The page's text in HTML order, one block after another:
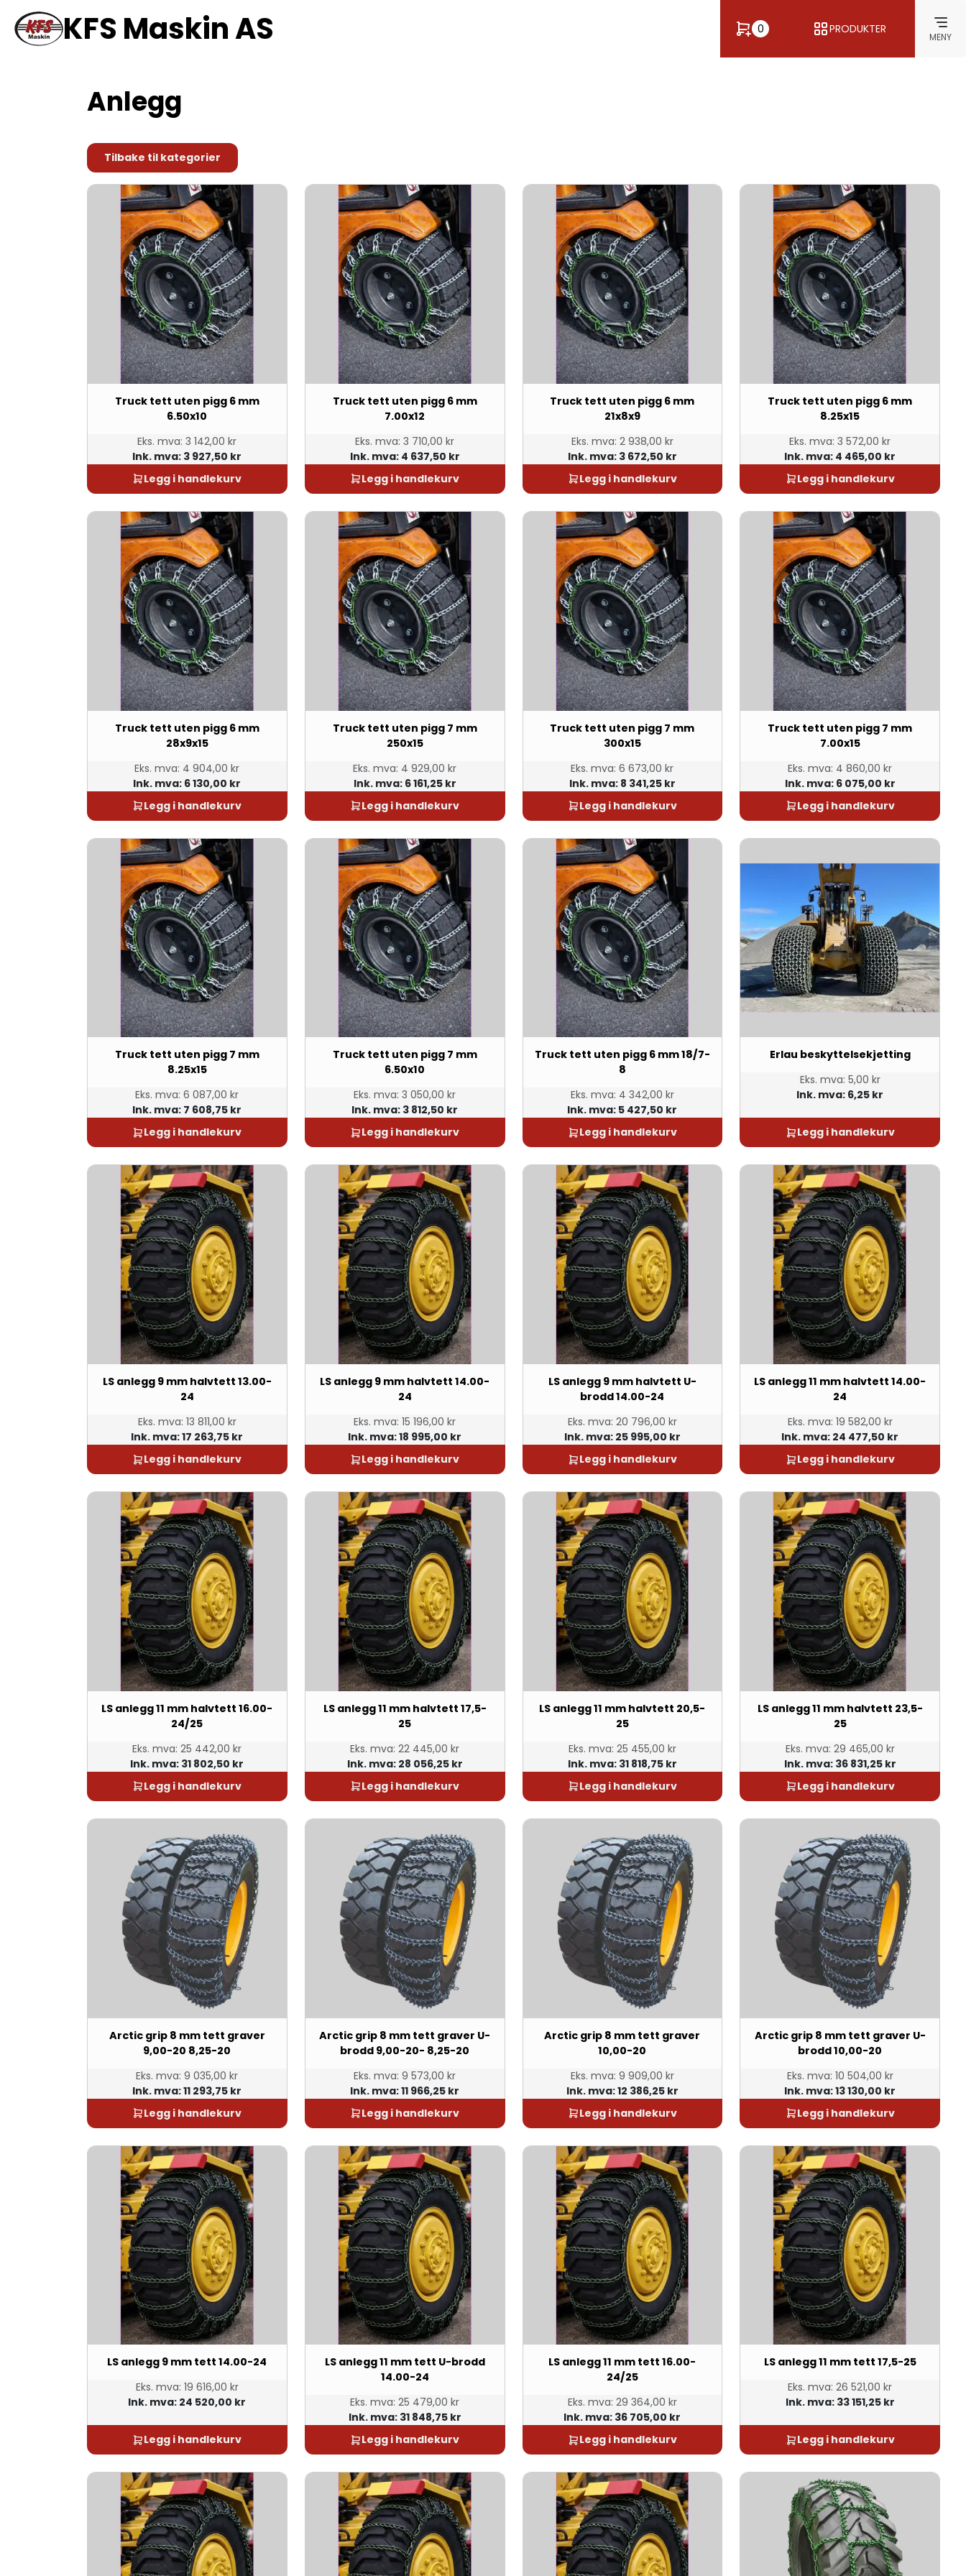
KFS Maskin AS 0 PRODUKTER
MENY
Anlegg
Tilbake til kategorier
Truck tett uten pigg 6 mm
6.50x10
Eks. mva: 3 142,00 kr
Ink. mva: 3 927,50 kr
Legg i handlekurv
Truck tett uten pigg 6 mm
7.00x12
Eks. mva: 3 710,00 kr
Ink. mva: 4 637,50 kr
Legg i handlekurv
Truck tett uten pigg 6 mm
21x8x9
Eks. mva: 2 938,00 kr
Ink. mva: 3 672,50 kr
Legg i handlekurv
Truck tett uten pigg 6 mm
8.25x15
Eks. mva: 3 572,00 kr
Ink. mva: 4 465,00 kr
Legg i handlekurv
Truck tett uten pigg 6 mm
28x9x15
Eks. mva: 4 904,00 kr
Ink. mva: 6 130,00 kr
Legg i handlekurv
Truck tett uten pigg 7 mm
250x15
Eks. mva: 4 929,00 kr
Ink. mva: 6 161,25 kr
Legg i handlekurv
Truck tett uten pigg 7 mm
300x15
Eks. mva: 6 673,00 kr
Ink. mva: 8 341,25 kr
Legg i handlekurv
Truck tett uten pigg 7 mm
7.00x15
Eks. mva: 4 860,00 kr
Ink. mva: 6 075,00 kr
Legg i handlekurv
Truck tett uten pigg 7 mm
8.25x15
Eks. mva: 6 087,00 kr
Ink. mva: 7 608,75 kr
Legg i handlekurv
Truck tett uten pigg 7 mm
6.50x10
Eks. mva: 3 050,00 kr
Ink. mva: 3 812,50 kr
Legg i handlekurv
Truck tett uten pigg 6 mm 18/7-
8
Eks. mva: 4 342,00 kr
Ink. mva: 5 427,50 kr
Legg i handlekurv
Erlau beskyttelsekjetting
Eks. mva: 5,00 kr
Ink. mva: 6,25 kr
Legg i handlekurv
LS anlegg 9 mm halvtett 13.00-
24
Eks. mva: 13 811,00 kr
Ink. mva:17 263,75 kr
Legg i handlekurv
LS anlegg 9 mm halvtett 14.00-
24
Eks. mva: 15 196,00 kr
Ink. mva:18 995,00 kr
Legg i handlekurv
LS anlegg 9 mm halvtett U-
brodd 14.00-24
Eks. mva: 20 796,00 kr
Ink. mva: 25 995,00 kr
Legg i handlekurv
LS anlegg 11 mm halvtett 14.00-
24
Eks. mva: 19 582,00 kr
Ink. mva: 24 477,50 kr
Legg i handlekurv
LS anlegg 11 mm halvtett 16.00-
24/25
Eks. mva: 25 442,00 kr
Ink. mva: 31 802,50 kr
Legg i handlekurv
LS anlegg 11 mm halvtett 17,5-
25
Eks. mva: 22 445,00 kr
Ink. mva: 28 056,25 kr
Legg i handlekurv
LS anlegg 11 mm halvtett 20,5-
25
Eks. mva: 25 455,00 kr
Ink. mva: 31 818,75 kr
Legg i handlekurv
LS anlegg 11 mm halvtett 23,5-
25
Eks. mva: 29 465,00 kr
Ink. mva: 36 831,25 kr
Legg i handlekurv
Arctic grip 8 mm tett graver
9,00-20 8,25-20
Eks. mva: 9 035,00 kr
Ink. mva:11 293,75 kr
Legg i handlekurv
Arctic grip 8 mm tett graver U-
brodd 9,00-20- 8,25-20
Eks. mva: 9 573,00 kr
Ink. mva:11 966,25 kr
Legg i handlekurv
Arctic grip 8 mm tett graver
10,00-20
Eks. mva: 9 909,00 kr
Ink. mva:12 386,25 kr
Legg i handlekurv
Arctic grip 8 mm tett graver U-
brodd 10,00-20
Eks. mva: 10 504,00 kr
Ink. mva:13 130,00 kr
Legg i handlekurv
LS anlegg 9 mm tett 14.00-24
Eks. mva: 19 616,00 kr
Ink. mva: 24 520,00 kr
Legg i handlekurv
LS anlegg 11 mm tett U-brodd
14.00-24
Eks. mva: 25 479,00 kr
Ink. mva: 31 848,75 kr
Legg i handlekurv
LS anlegg 11 mm tett 16.00-
24/25
Eks. mva: 29 364,00 kr
Ink. mva: 36 705,00 kr
Legg i handlekurv
LS anlegg 11 mm tett 17,5-25
Eks. mva: 26 521,00 kr
Ink. mva: 33 151,25 kr
Legg i handlekurv